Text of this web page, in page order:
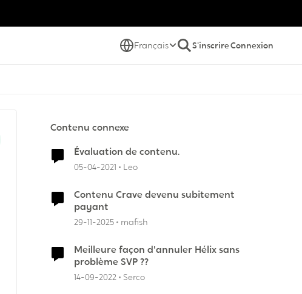
Français S'inscrireConnexion
Contenu connexe
Évaluation de contenu.
05-04-2021 Leo
Contenu Crave devenu subitement
payant
29-11-2025 mafish
Meilleure façon d'annuler Hélix sans
problème SVP ??
14-09-2022 Serco